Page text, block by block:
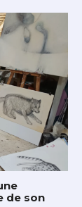
de son